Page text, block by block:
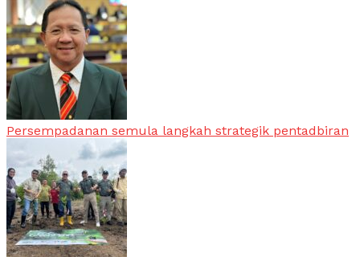
Persempadanan semula langkah strategik pentadbiran